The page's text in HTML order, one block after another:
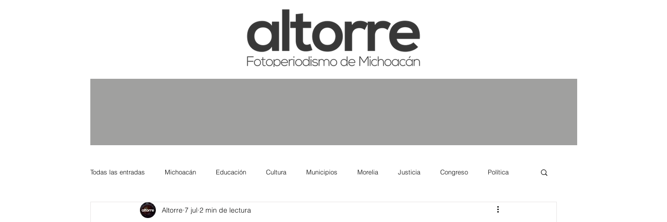
Todas las entradas Michoacán Educación Cultura Municipios Morelia Justicia Congreso Política
Nacional Internacional Columnistas Salud
Altorre 7 jul 2 min de lectura